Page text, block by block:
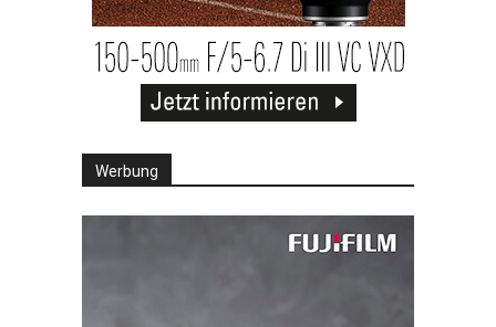
Werbung